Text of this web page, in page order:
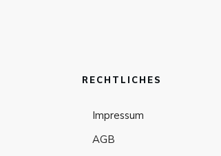
RECHTLICHES
Impressum
AGB